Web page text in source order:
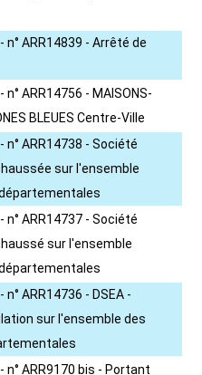
ARR14839 - Arrêté de
ARR14756 - MAISONS-
BLEUES Centre-Ville
ARR14738 - Société
sur l'ensemble
ARR14737 - Société
sur l'ensemble
ARR14736 - DSEA -
sur l'ensemble des
ARR9170 bis - Portant